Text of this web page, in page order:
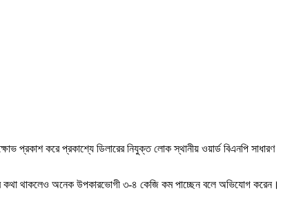
প্রকাশ করে প্রকাশ্যে ডিলারের নিযুক্ত লোক স্থানীয় ওয়ার্ড বিএনপি সাধারণ
কথা থাকলেও অনেক উপকারভোগী ৩-৪ কেজি কম পাচ্ছেন বলে অভিযোগ করেন।